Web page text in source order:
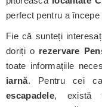
perfect pentru a începe
Fie că sunteți
doriți o rezervare
toate informațiile
iarnă. Pentru cei
escapadele, există